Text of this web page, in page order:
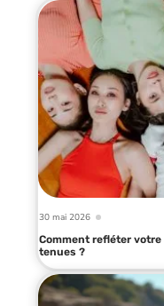
30 mai 2026
Comment refléter votre
tenues ?